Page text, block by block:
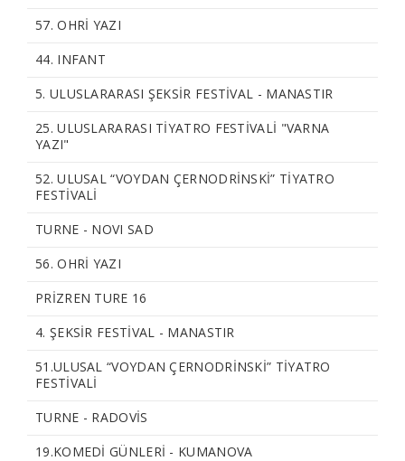
57. OHRİ YAZI
44. INFANT
5. ULUSLARARASI ŞEKSİR FESTİVAL - MANASTIR
25. ULUSLARARASI TİYATRO FESTİVALİ "VARNA
YAZI"
52. ULUSAL “VOYDAN ÇERNODRİNSKİ” TİYATRO
FESTİVALİ
TURNE - NOVI SAD
56. OHRİ YAZI
PRİZREN TURE 16
4. ŞEKSİR FESTİVAL - MANASTIR
51.ULUSAL “VOYDAN ÇERNODRINSKI” TIYATRO
FESTIVALI
TURNE - RADOVIS
19.KOMEDİ GÜNLERİ - KUMANOVA